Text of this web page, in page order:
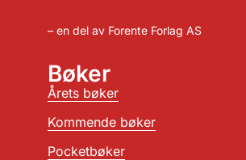
– en del av Forente Forlag AS
Bøker
Årets bøker
Kommende bøker
Pocketbøker